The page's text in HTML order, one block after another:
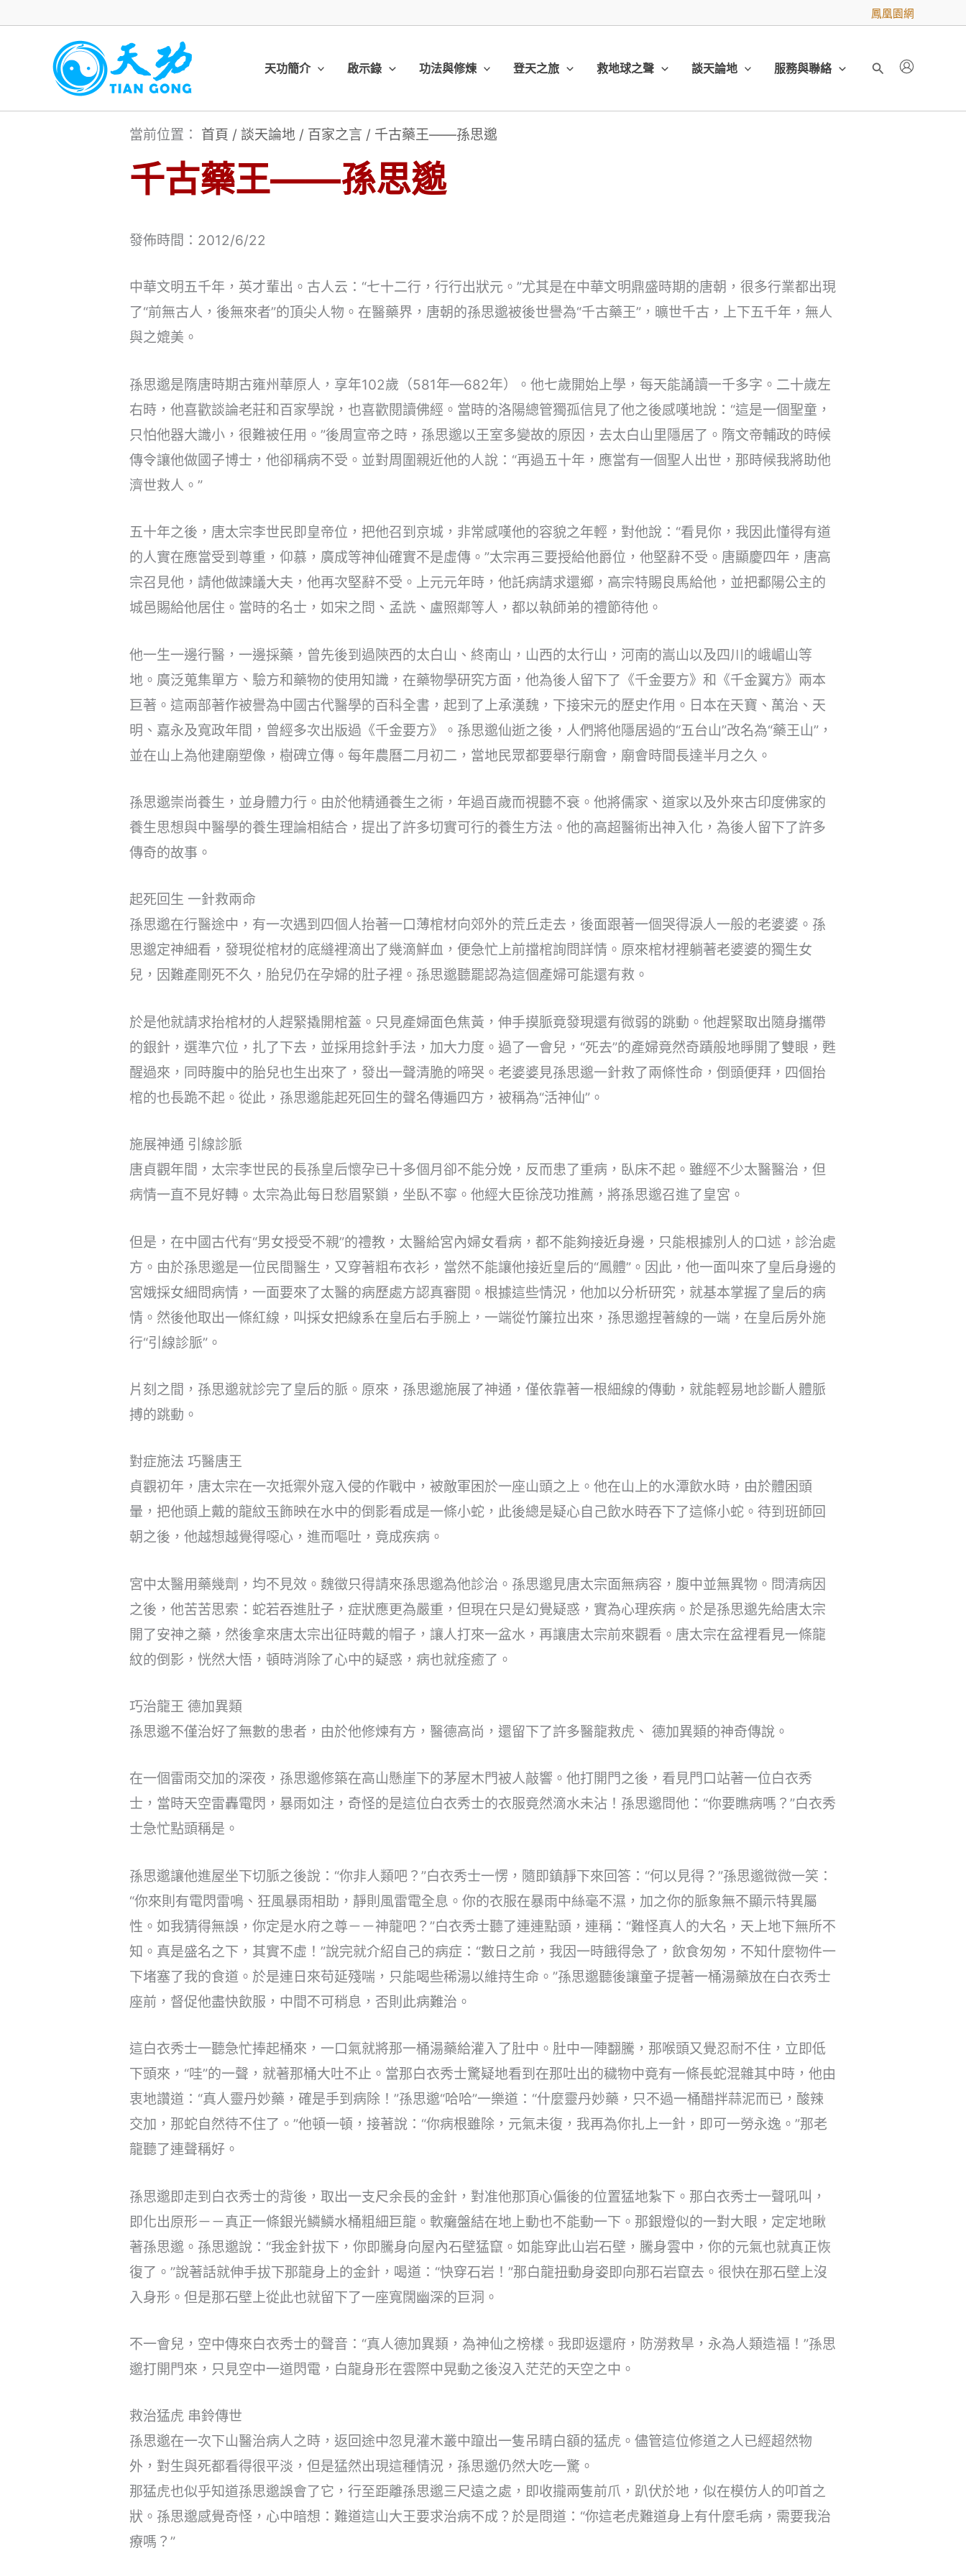
內
鳳凰園網
天功簡介 啟示錄 功法與修煉 登天之旅 救地球之聲 談天論地 服務與聯絡
搜
當前位置： 首頁 / 談天論地 / 百家之言 / 千古藥王——孫思邈
千古藥王——孫思邈
發佈時間：2012/6/22
中華文明五千年，英才輩出。古人云：“七十二行，行行出狀元。”尤其是在中華文明鼎盛時期的唐朝，很多行業都出現
了“前無古人，後無來者”的頂尖人物。在醫藥界，唐朝的孫思邈被後世譽為“千古藥王”，曠世千古，上下五千年，無人
與之媲美。
孫思邈是隋唐時期古雍州華原人，享年102歲（581年—682年）。他七歲開始上學，每天能誦讀一千多字。二十歲左
右時，他喜歡談論老莊和百家學說，也喜歡閱讀佛經。當時的洛陽總管獨孤信見了他之後感嘆地說：“這是一個聖童，
只怕他器大識小，很難被任用。”後周宣帝之時，孫思邈以王室多變故的原因，去太白山里隱居了。隋文帝輔政的時候
傳令讓他做國子博士，他卻稱病不受。並對周圍親近他的人說：“再過五十年，應當有一個聖人出世，那時候我將助他
濟世救人。”
五十年之後，唐太宗李世民即皇帝位，把他召到京城，非常感嘆他的容貌之年輕，對他說：“看見你，我因此懂得有道
的人實在應當受到尊重，仰慕，廣成等神仙確實不是虛傳。”太宗再三要授給他爵位，他堅辭不受。唐顯慶四年，唐高
宗召見他，請他做諫議大夫，他再次堅辭不受。上元元年時，他託病請求還鄉，高宗特賜良馬給他，並把鄱陽公主的
城邑賜給他居住。當時的名士，如宋之問、孟詵、盧照鄰等人，都以執師弟的禮節待他。
他一生一邊行醫，一邊採藥，曾先後到過陝西的太白山、終南山，山西的太行山，河南的嵩山以及四川的峨嵋山等
地。廣泛蒐集單方、驗方和藥物的使用知識，在藥物學研究方面，他為後人留下了《千金要方》和《千金翼方》兩本
巨著。這兩部著作被譽為中國古代醫學的百科全書，起到了上承漢魏，下接宋元的歷史作用。日本在天寶、萬治、天
明、嘉永及寬政年間，曾經多次出版過《千金要方》。孫思邈仙逝之後，人們將他隱居過的“五台山”改名為“藥王山”，
並在山上為他建廟塑像，樹碑立傳。每年農曆二月初二，當地民眾都要舉行廟會，廟會時間長達半月之久。
孫思邈崇尚養生，並身體力行。由於他精通養生之術，年過百歲而視聽不衰。他將儒家、道家以及外來古印度佛家的
養生思想與中醫學的養生理論相結合，提出了許多切實可行的養生方法。他的高超醫術出神入化，為後人留下了許多
傳奇的故事。
起死回生 一針救兩命
孫思邈在行醫途中，有一次遇到四個人抬著一口薄棺材向郊外的荒丘走去，後面跟著一個哭得淚人一般的老婆婆。孫
思邈定神細看，發現從棺材的底縫裡滴出了幾滴鮮血，便急忙上前擋棺詢問詳情。原來棺材裡躺著老婆婆的獨生女
兒，因難產剛死不久，胎兒仍在孕婦的肚子裡。孫思邈聽罷認為這個產婦可能還有救。
於是他就請求抬棺材的人趕緊撬開棺蓋。只見產婦面色焦黃，伸手摸脈竟發現還有微弱的跳動。他趕緊取出隨身攜帶
的銀針，選準穴位，扎了下去，並採用捻針手法，加大力度。過了一會兒，“死去”的產婦竟然奇蹟般地睜開了雙眼，甦
醒過來，同時腹中的胎兒也生出來了，發出一聲清脆的啼哭。老婆婆見孫思邈一針救了兩條性命，倒頭便拜，四個抬
棺的也長跪不起。從此，孫思邈能起死回生的聲名傳遍四方，被稱為“活神仙”。
施展神通 引線診脈
唐貞觀年間，太宗李世民的長孫皇后懷孕已十多個月卻不能分娩，反而患了重病，臥床不起。雖經不少太醫醫治，但
病情一直不見好轉。太宗為此每日愁眉緊鎖，坐臥不寧。他經大臣徐茂功推薦，將孫思邈召進了皇宮。
但是，在中國古代有“男女授受不親”的禮教，太醫給宮內婦女看病，都不能夠接近身邊，只能根據別人的口述，診治處
方。由於孫思邈是一位民間醫生，又穿著粗布衣衫，當然不能讓他接近皇后的“鳳體”。因此，他一面叫來了皇后身邊的
宮娥採女細問病情，一面要來了太醫的病歷處方認真審閱。根據這些情況，他加以分析研究，就基本掌握了皇后的病
情。然後他取出一條紅線，叫採女把線系在皇后右手腕上，一端從竹簾拉出來，孫思邈捏著線的一端，在皇后房外施
行“引線診脈”。
片刻之間，孫思邈就診完了皇后的脈。原來，孫思邈施展了神通，僅依靠著一根細線的傳動，就能輕易地診斷人體脈
搏的跳動。
對症施法 巧醫唐王
貞觀初年，唐太宗在一次抵禦外寇入侵的作戰中，被敵軍困於一座山頭之上。他在山上的水潭飲水時，由於體困頭
暈，把他頭上戴的龍紋玉飾映在水中的倒影看成是一條小蛇，此後總是疑心自己飲水時吞下了這條小蛇。待到班師回
朝之後，他越想越覺得噁心，進而嘔吐，竟成疾病。
宮中太醫用藥幾劑，均不見效。魏徵只得請來孫思邈為他診治。孫思邈見唐太宗面無病容，腹中並無異物。問清病因
之後，他苦苦思索：蛇若吞進肚子，症狀應更為嚴重，但現在只是幻覺疑惑，實為心理疾病。於是孫思邈先給唐太宗
開了安神之藥，然後拿來唐太宗出征時戴的帽子，讓人打來一盆水，再讓唐太宗前來觀看。唐太宗在盆裡看見一條龍
紋的倒影，恍然大悟，頓時消除了心中的疑惑，病也就痊癒了。
巧治龍王 德加異類
孫思邈不僅治好了無數的患者，由於他修煉有方，醫德高尚，還留下了許多醫龍救虎、 德加異類的神奇傳說。
在一個雷雨交加的深夜，孫思邈修築在高山懸崖下的茅屋木門被人敲響。他打開門之後，看見門口站著一位白衣秀
士，當時天空雷轟電閃，暴雨如注，奇怪的是這位白衣秀士的衣服竟然滴水未沾！孫思邈問他：“你要瞧病嗎？”白衣秀
士急忙點頭稱是。
孫思邈讓他進屋坐下切脈之後說：“你非人類吧？”白衣秀士一愣，隨即鎮靜下來回答：“何以見得？”孫思邈微微一笑：
“你來則有電閃雷鳴、狂風暴雨相助，靜則風雷電全息。你的衣服在暴雨中絲毫不濕，加之你的脈象無不顯示特異屬
性。如我猜得無誤，你定是水府之尊－－神龍吧？”白衣秀士聽了連連點頭，連稱：“難怪真人的大名，天上地下無所不
知。真是盛名之下，其實不虛！”說完就介紹自己的病症：“數日之前，我因一時餓得急了，飲食匆匆，不知什麼物件一
下堵塞了我的食道。於是連日來苟延殘喘，只能喝些稀湯以維持生命。”孫思邈聽後讓童子提著一桶湯藥放在白衣秀士
座前，督促他盡快飲服，中間不可稍息，否則此病難治。
這白衣秀士一聽急忙捧起桶來，一口氣就將那一桶湯藥給灌入了肚中。肚中一陣翻騰，那喉頭又覺忍耐不住，立即低
下頭來，“哇”的一聲，就著那桶大吐不止。當那白衣秀士驚疑地看到在那吐出的穢物中竟有一條長蛇混雜其中時，他由
衷地讚道：“真人靈丹妙藥，確是手到病除！”孫思邈“哈哈”一樂道：“什麼靈丹妙藥，只不過一桶醋拌蒜泥而已，酸辣
交加，那蛇自然待不住了。”他頓一頓，接著說：“你病根雖除，元氣未復，我再為你扎上一針，即可一勞永逸。”那老
龍聽了連聲稱好。
孫思邈即走到白衣秀士的背後，取出一支尺余長的金針，對准他那頂心偏後的位置猛地紮下。那白衣秀士一聲吼叫，
即化出原形－－真正一條銀光鱗鱗水桶粗細巨龍。軟癱盤結在地上動也不能動一下。那銀燈似的一對大眼，定定地瞅
著孫思邈。孫思邈說：“我金針拔下，你即騰身向屋內石壁猛竄。如能穿此山岩石壁，騰身雲中，你的元氣也就真正恢
復了。”說著話就伸手拔下那龍身上的金針，喝道：“快穿石岩！”那白龍扭動身姿即向那石岩竄去。很快在那石壁上沒
入身形。但是那石壁上從此也就留下了一座寬闊幽深的巨洞。
不一會兒，空中傳來白衣秀士的聲音：“真人德加異類，為神仙之榜樣。我即返還府，防澇救旱，永為人類造福！”孫思
邈打開門來，只見空中一道閃電，白龍身形在雲際中晃動之後沒入茫茫的天空之中。
救治猛虎 串鈴傳世
孫思邈在一次下山醫治病人之時，返回途中忽見灌木叢中躥出一隻吊睛白額的猛虎。儘管這位修道之人已經超然物
外，對生與死都看得很平淡，但是猛然出現這種情況，孫思邈仍然大吃一驚。
那猛虎也似乎知道孫思邈誤會了它，行至距離孫思邈三尺遠之處，即收攏兩隻前爪，趴伏於地，似在模仿人的叩首之
狀。孫思邈感覺奇怪，心中暗想：難道這山大王要求治病不成？於是問道：“你這老虎難道身上有什麼毛病，需要我治
療嗎？”